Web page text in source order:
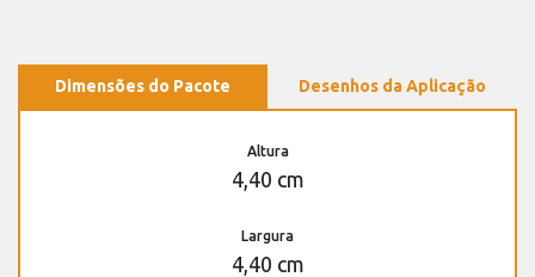
Dimensões do Pacote Desenhos da Aplicação
Altura
4,40 cm
Largura
4,40 cm